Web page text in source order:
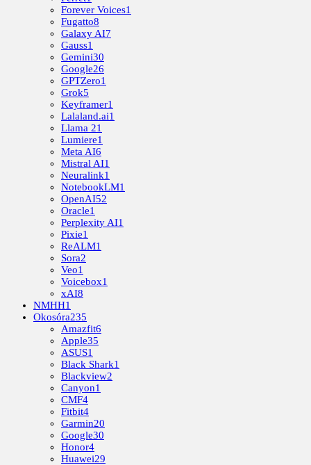
Forever Voices1
Fugatto8
Galaxy AI7
Gauss1
Gemini30
Google26
GPTZero1
Grok5
Keyframer1
Lalaland.ai1
Llama 21
Lumiere1
Meta AI6
Mistral AI1
Neuralink1
NotebookLM1
OpenAI52
Oracle1
Perplexity AI1
Pixie1
ReALM1
Sora2
Veo1
Voicebox1
xAI8
NMHH1
Okosóra235
Amazfit6
Apple35
ASUS1
Black Shark1
Blackview2
Canyon1
CMF4
Fitbit4
Garmin20
Google30
Honor4
Huawei29